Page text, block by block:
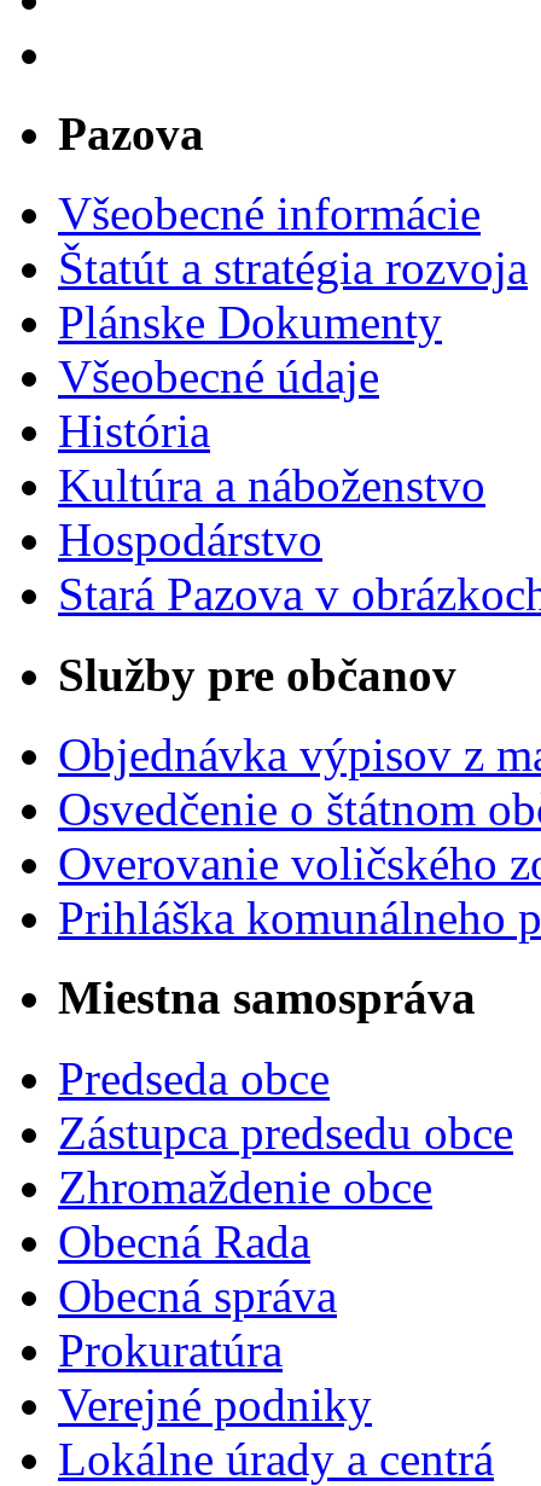
Pazova
Všeobecné informácie
Štatút a stratégia rozvoja
Plánske Dokumenty
Všeobecné údaje
História
Kultúra a náboženstvo
Hospodárstvo
Stará Pazova v
Služby pre občanov
Objednávka výpisov z
Osvedčenie o štátnom
Overovanie voličského
Prihláška komunálneho
Miestna samospráva
Predseda obce
Zástupca predsedu obce
Zhromaždenie obce
Obecná Rada
Obecná správa
Prokuratúra
Verejné podniky
Lokálne úrady a centrá